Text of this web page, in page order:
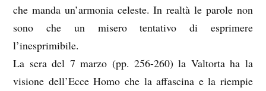
che manda un’armonia celeste. In realtà le parole non
sono che un misero tentativo di esprimere
l’inesprimibile.
La sera del 7 marzo (pp. 256-260) la Valtorta ha la
visione dell’Ecce Homo che la affascina e la riempie